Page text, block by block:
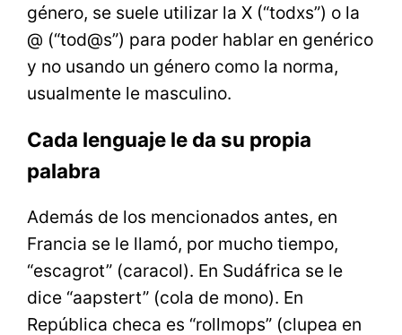
género, se suele utilizar la X (“todxs”) o la
@ (“tod@s”) para poder hablar en genérico
y no usando un género como la norma,
usualmente le masculino.
Cada lenguaje le da su propia
palabra
Además de los mencionados antes, en
Francia se le llamó, por mucho tiempo,
“escagrot” (caracol). En Sudáfrica se le
dice “aapstert” (cola de mono). En
República checa es “rollmops” (clupea en